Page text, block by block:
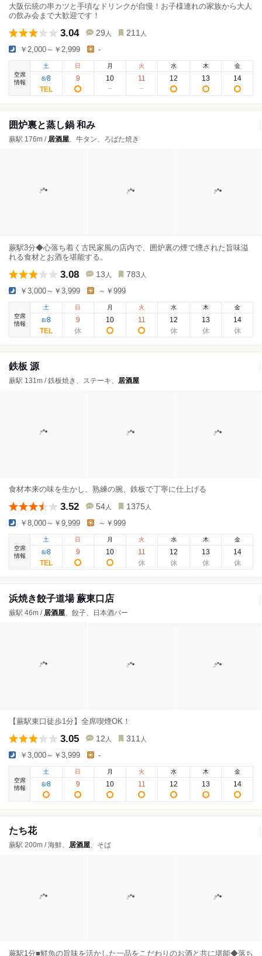
大阪伝統の串カツと手頃なドリンクが自慢！お子様連れの家族から大人
の飲み会まで大歓迎です！
3.04 29 人 211 人
￥2,000～￥2,999 -
空席
情報
土
8/8
日
9
月
10
火
11
水
12
木
13
金
14
囲炉裏と蒸し鍋 和み
蕨駅 176m / 居酒屋、牛タン、ろばた焼き
蕨駅3分◆心落ち着く古民家風の店内で、囲炉裏の煙で燻された旨味溢
れる食材とお酒を堪能する。
3.08 13 人 783 人
￥3,000～￥3,999 ～￥999
空席
情報
土
8/8
日
9
月
10
火
11
水
12
木
13
金
14
鉄板 源
蕨駅 131m / 鉄板焼き、ステーキ、 居酒屋
食材本来の味を生かし、熟練の腕、鉄板で丁寧に仕上げる
3.52 54 人 1375 人
￥8,000～￥9,999 ～￥999
空席
情報
土
8/8
日
9
月
10
火
11
水
12
木
13
金
14
浜焼き餃子道場 蕨東口店
蕨駅 46m / 居酒屋、餃子、日本酒バー
【蕨駅東口徒歩1分】全席喫煙OK！
3.05 12 人 311 人
￥3,000～￥3,999 -
空席
情報
土
8/8
日
9
月
10
火
11
水
12
木
13
金
14
たち花
蕨駅 200m / 海鮮、 居酒屋、そば
蕨駅1分■鮮魚の旨味を活かした一品をこだわりのお酒と共に堪能◆落ち